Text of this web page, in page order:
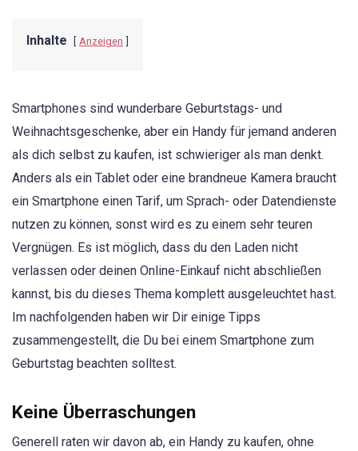
Inhalte Anzeigen
Smartphones sind wunderbare Geburtstags- und
Weihnachtsgeschenke, aber ein Handy für jemand anderen
als dich selbst zu kaufen, ist schwieriger als man denkt.
Anders als ein Tablet oder eine brandneue Kamera braucht
ein Smartphone einen Tarif, um Sprach- oder Datendienste
nutzen zu können, sonst wird es zu einem sehr teuren
Vergnügen. Es ist möglich, dass du den Laden nicht
verlassen oder deinen Online-Einkauf nicht abschließen
kannst, bis du dieses Thema komplett ausgeleuchtet hast.
Im nachfolgenden haben wir Dir einige Tipps
zusammengestellt, die Du bei einem Smartphone zum
Geburtstag beachten solltest.
Keine Überraschungen
Generell raten wir davon ab, ein Handy zu kaufen, ohne